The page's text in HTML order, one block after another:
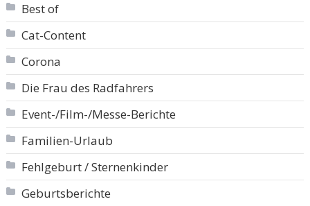
Best of
Cat-Content
Corona
Die Frau des Radfahrers
Event-/Film-/Messe-Berichte
Familien-Urlaub
Fehlgeburt / Sternenkinder
Geburtsberichte